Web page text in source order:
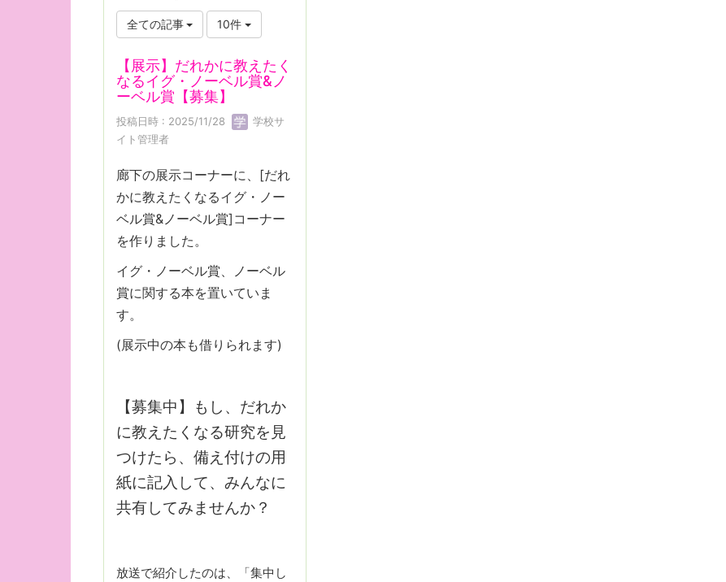
全ての記事 10件
【展示】だれかに教えたく
なるイグ・ノーベル賞&ノ
ーベル賞【募集】
投稿日時 : 2025/11/28
学校サ
イト管理者
廊下の展示コーナーに、[だれ
かに教えたくなるイグ・ノー
ベル賞&ノーベル賞]コーナー
を作りました。
イグ・ノーベル賞、ノーベル
賞に関する本を置いていま
す。
(展示中の本も借りられます)
【募集中】もし、だれか
に教えたくなる研究を見
つけたら、備え付けの用
紙に記入して、みんなに
共有してみませんか？
放送で紹介したのは、「集中し